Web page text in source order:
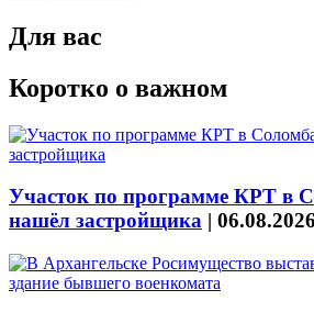
Для вас
Коротко о важном
Участок по программе КРТ в
нашёл застройщика | 06.08.2026